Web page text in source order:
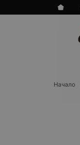
Начало